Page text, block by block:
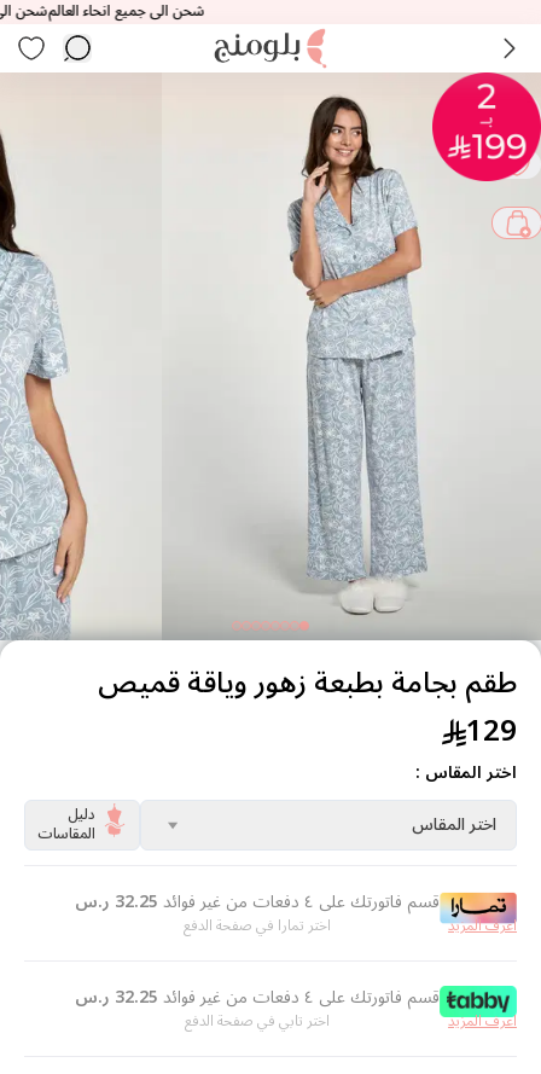
شحن الى جميع انحاء العالمشحن الى
طقم بجامة بطبعة زهور وياقة قميص
129
اختر المقاس :
اختر المقاس
دليل
المقاسات
قسم فاتورتك على ٤ دفعات من غير فوائد 32.25 ر.س
اختر تمارا في صفحة الدفع اعرف المزيد
قسم فاتورتك على ٤ دفعات من غير فوائد 32.25 ر.س
اختر تابي في صفحة الدفع اعرف المزيد